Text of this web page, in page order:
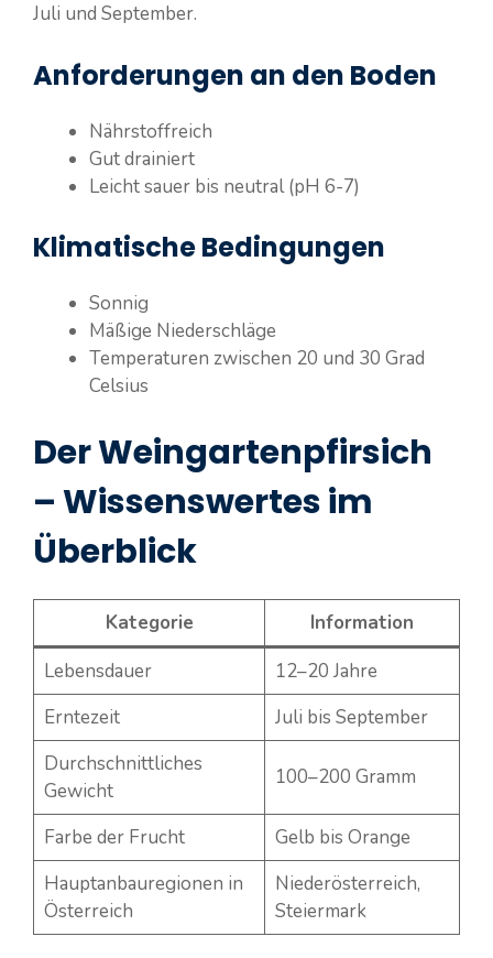
Juli und September.
Anforderungen an den Boden
Nährstoffreich
Gut drainiert
Leicht sauer bis neutral (pH 6-7)
Klimatische Bedingungen
Sonnig
Mäßige Niederschläge
Temperaturen zwischen 20 und 30 Grad
Celsius
Der Weingartenpfirsich
– Wissenswertes im
Überblick
Kategorie
Information
Lebensdauer
12–20 Jahre
Erntezeit
Juli bis September
Durchschnittliches
Gewicht
100–200 Gramm
Farbe der Frucht
Gelb bis Orange
Hauptanbauregionen in
Österreich
Niederösterreich,
Steiermark